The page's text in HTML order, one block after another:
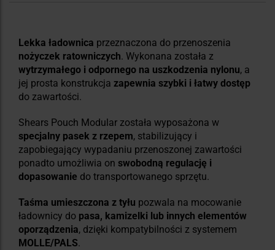
Lekka ładownica przeznaczona do przenoszenia
nożyczek ratowniczych. Wykonana została z
wytrzymałego i odpornego na uszkodzenia nylonu, a
jej prosta konstrukcja zapewnia szybki i łatwy dostęp
do zawartości.
Shears Pouch Modular została wyposażona w
specjalny pasek z rzepem, stabilizujący i
zapobiegający wypadaniu przenoszonej zawartości
ponadto umożliwia on swobodną regulację i
dopasowanie do transportowanego sprzętu.
Taśma umieszczona z tyłu pozwala na mocowanie
ładownicy do pasa, kamizelki lub innych elementów
oporządzenia, dzięki kompatybilności z systemem
MOLLE/PALS.